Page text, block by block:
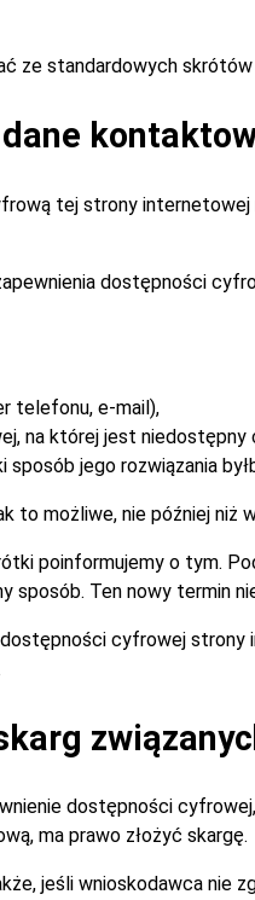
ze standardowych
tej strony internetowej
dostępności
telefonu, e-mail),
na której jest
jego rozwiązania
to możliwe, nie później niż
poinformujemy o tym.
Ten nowy termin
cyfrowej strony
dostępności
ma prawo złożyć skargę.
jeśli wnioskodawca